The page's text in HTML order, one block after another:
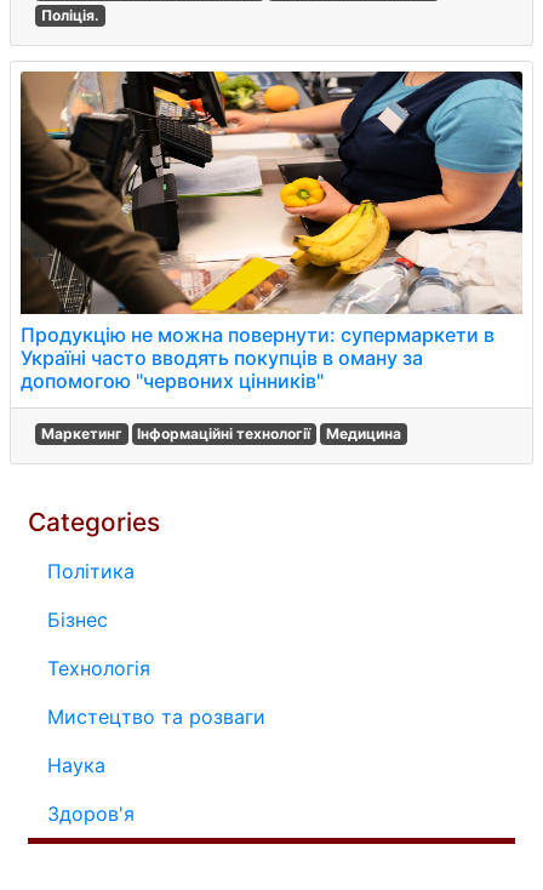
Поліція.
Продукцію не можна повернути: супермаркети в
Україні часто вводять покупців в оману за
допомогою "червоних цінників"
Маркетинг Інформаційні технології Медицина
Categories
Політика
Бізнес
Технологія
Мистецтво та розваги
Наука
Здоров'я